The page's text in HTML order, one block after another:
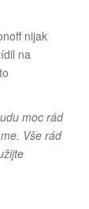
nijak
na
moc rád
Vše rád